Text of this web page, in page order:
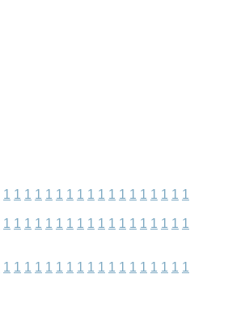
1 1 1 1 1 1 1 1 1 1 1 1 1 1 1 1 1 1
1 1 1 1 1 1 1 1 1 1 1 1 1 1 1 1 1 1
1 1 1 1 1 1 1 1 1 1 1 1 1 1 1 1 1 1